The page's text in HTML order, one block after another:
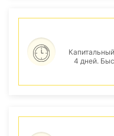
4 дней.